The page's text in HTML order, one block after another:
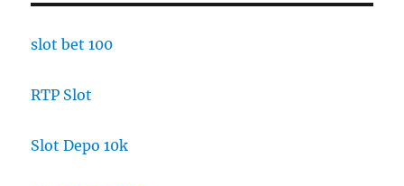
slot bet 100
RTP Slot
Slot Depo 10k